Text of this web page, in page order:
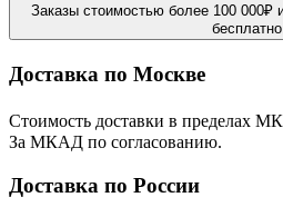
Заказы стоимостью более 100 000₽
Доставка по Москве
Стоимость доставки в пределах
За МКАД по согласованию.
Доставка по России